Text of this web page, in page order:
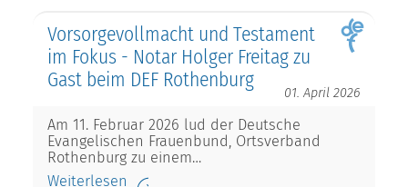
Vorsorgevollmacht und Testament
im Fokus - Notar Holger Freitag zu
Gast beim DEF Rothenburg
01. April 2026
Am 11. Februar 2026 lud der Deutsche
Evangelischen Frauenbund, Ortsverband
Rothenburg zu einem…
Weiterlesen